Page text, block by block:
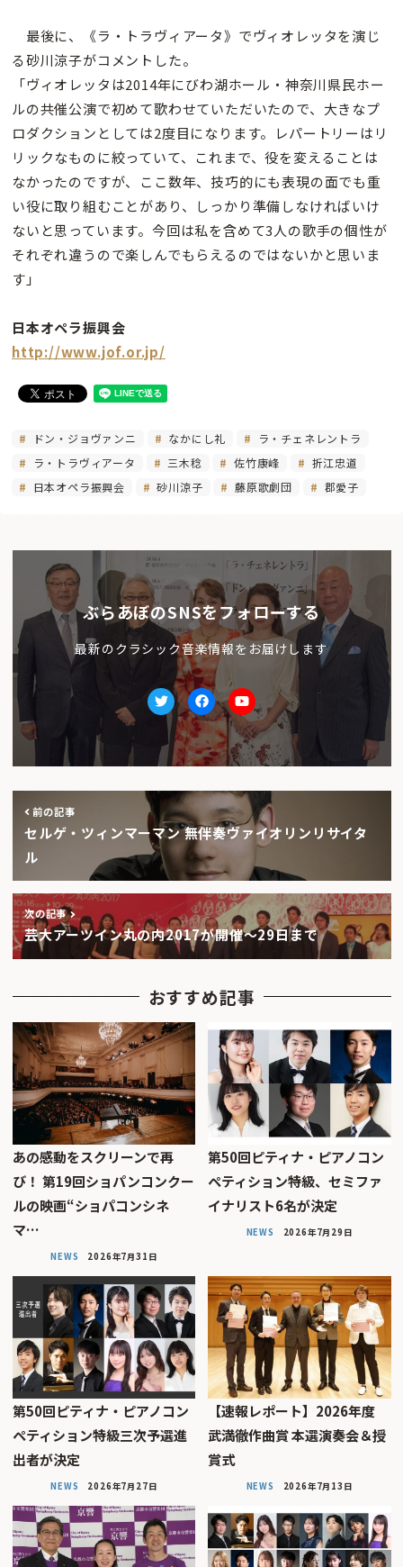
最後に、《ラ・トラヴィアータ》でヴィオレッタを演じ
る砂川涼子がコメントした。
「ヴィオレッタは2014年にびわ湖ホール・神奈川県民ホー
ルの共催公演で初めて歌わせていただいたので、大きなプ
ロダクションとしては2度目になります。レパートリーはリ
リックなものに絞っていて、これまで、役を変えることは
なかったのですが、ここ数年、技巧的にも表現の面でも重
い役に取り組むことがあり、しっかり準備しなければいけ
ないと思っています。今回は私を含めて3人の歌手の個性が
それぞれ違うので楽しんでもらえるのではないかと思いま
す」
日本オペラ振興会
http://www.jof.or.jp/
ドン・ジョヴァンニ なかにし礼
ラ・チェネレントラ
ラ・トラヴィアータ
三木稔 佐竹康峰
折江忠道
日本オペラ振興会
砂川涼子 藤原歌劇団 郡愛子
ぶらあぼのSNSをフォローする
最新のクラシック音楽情報をお届けします
TwitterfacebookYoutube
前の記事
セルゲ・ツィンマーマン 無伴奏ヴァイオリンリサイタ
ル
次の記事
芸大アーツイン丸の内2017が開催〜29日まで
おすすめ記事
あの感動をスクリーンで再
び！ 第19回ショパンコンクー
ルの映画“ショパコンシネ
マ…
NEWS 2026年7月31日
第50回ピティナ・ピアノコン
ペティション特級、セミファ
イナリスト6名が決定
NEWS 2026年7月29日
第50回ピティナ・ピアノコン
ペティション特級三次予選進
出者が決定
NEWS 2026年7月27日
【速報レポート】2026年度
武満徹作曲賞 本選演奏会＆授
賞式
NEWS 2026年7月13日